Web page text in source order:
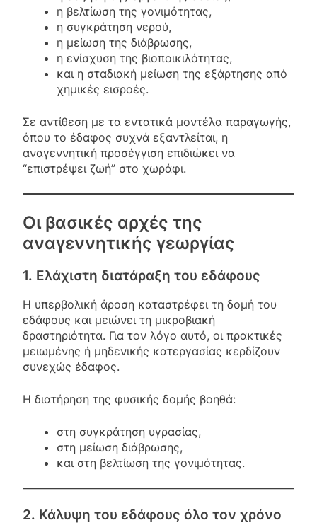
η βελτίωση της γονιμότητας,
η συγκράτηση νερού,
η μείωση της διάβρωσης,
η ενίσχυση της βιοποικιλότητας,
και η σταδιακή μείωση της εξάρτησης από
χημικές εισροές.
Σε αντίθεση με τα εντατικά μοντέλα παραγωγής,
όπου το έδαφος συχνά εξαντλείται, η
αναγεννητική προσέγγιση επιδιώκει να
“επιστρέψει ζωή” στο χωράφι.
Οι βασικές αρχές της
αναγεννητικής γεωργίας
1. Ελάχιστη διατάραξη του εδάφους
Η υπερβολική άροση καταστρέφει τη δομή του
εδάφους και μειώνει τη μικροβιακή
δραστηριότητα. Για τον λόγο αυτό, οι πρακτικές
μειωμένης ή μηδενικής κατεργασίας κερδίζουν
συνεχώς έδαφος.
Η διατήρηση της φυσικής δομής βοηθά:
στη συγκράτηση υγρασίας,
στη μείωση διάβρωσης,
και στη βελτίωση της γονιμότητας.
2. Κάλυψη του εδάφους όλο τον χρόνο